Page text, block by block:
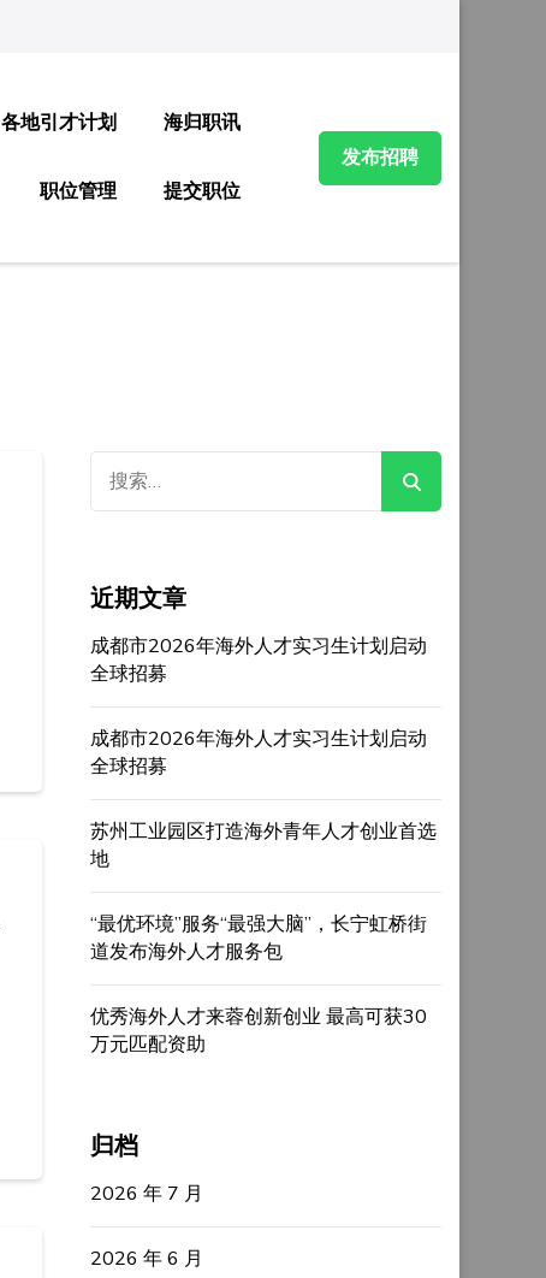
各地引才计划 海归职讯
职位管理 提交职位
发布招聘
索：
近期文章
成都市2026年海外人才实习生计划启动
全球招募
成都市2026年海外人才实习生计划启动
全球招募
苏州工业园区打造海外青年人才创业首选
地
“最优环境”服务“最强大脑”，长宁虹桥街
道发布海外人才服务包
优秀海外人才来蓉创新创业 最高可获30
万元匹配资助
归档
2026 年 7 月
2026 年 6 月